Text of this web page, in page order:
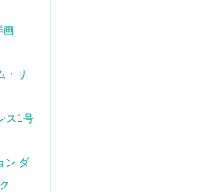
画
・サ
ス1号
ン ダ